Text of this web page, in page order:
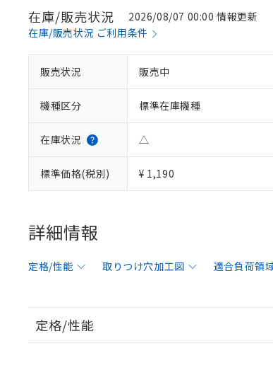
在庫/販売状況
2026/08/07 00:00 情報更新
在庫/販売状況 ご利用条件
販売状況 販売中
機種区分 標準在庫機種
在庫状況 △
標準価格(税別) ¥ 1,190
詳細情報
定格/性能 取りつけ穴加工図 適合負荷領
定格/性能